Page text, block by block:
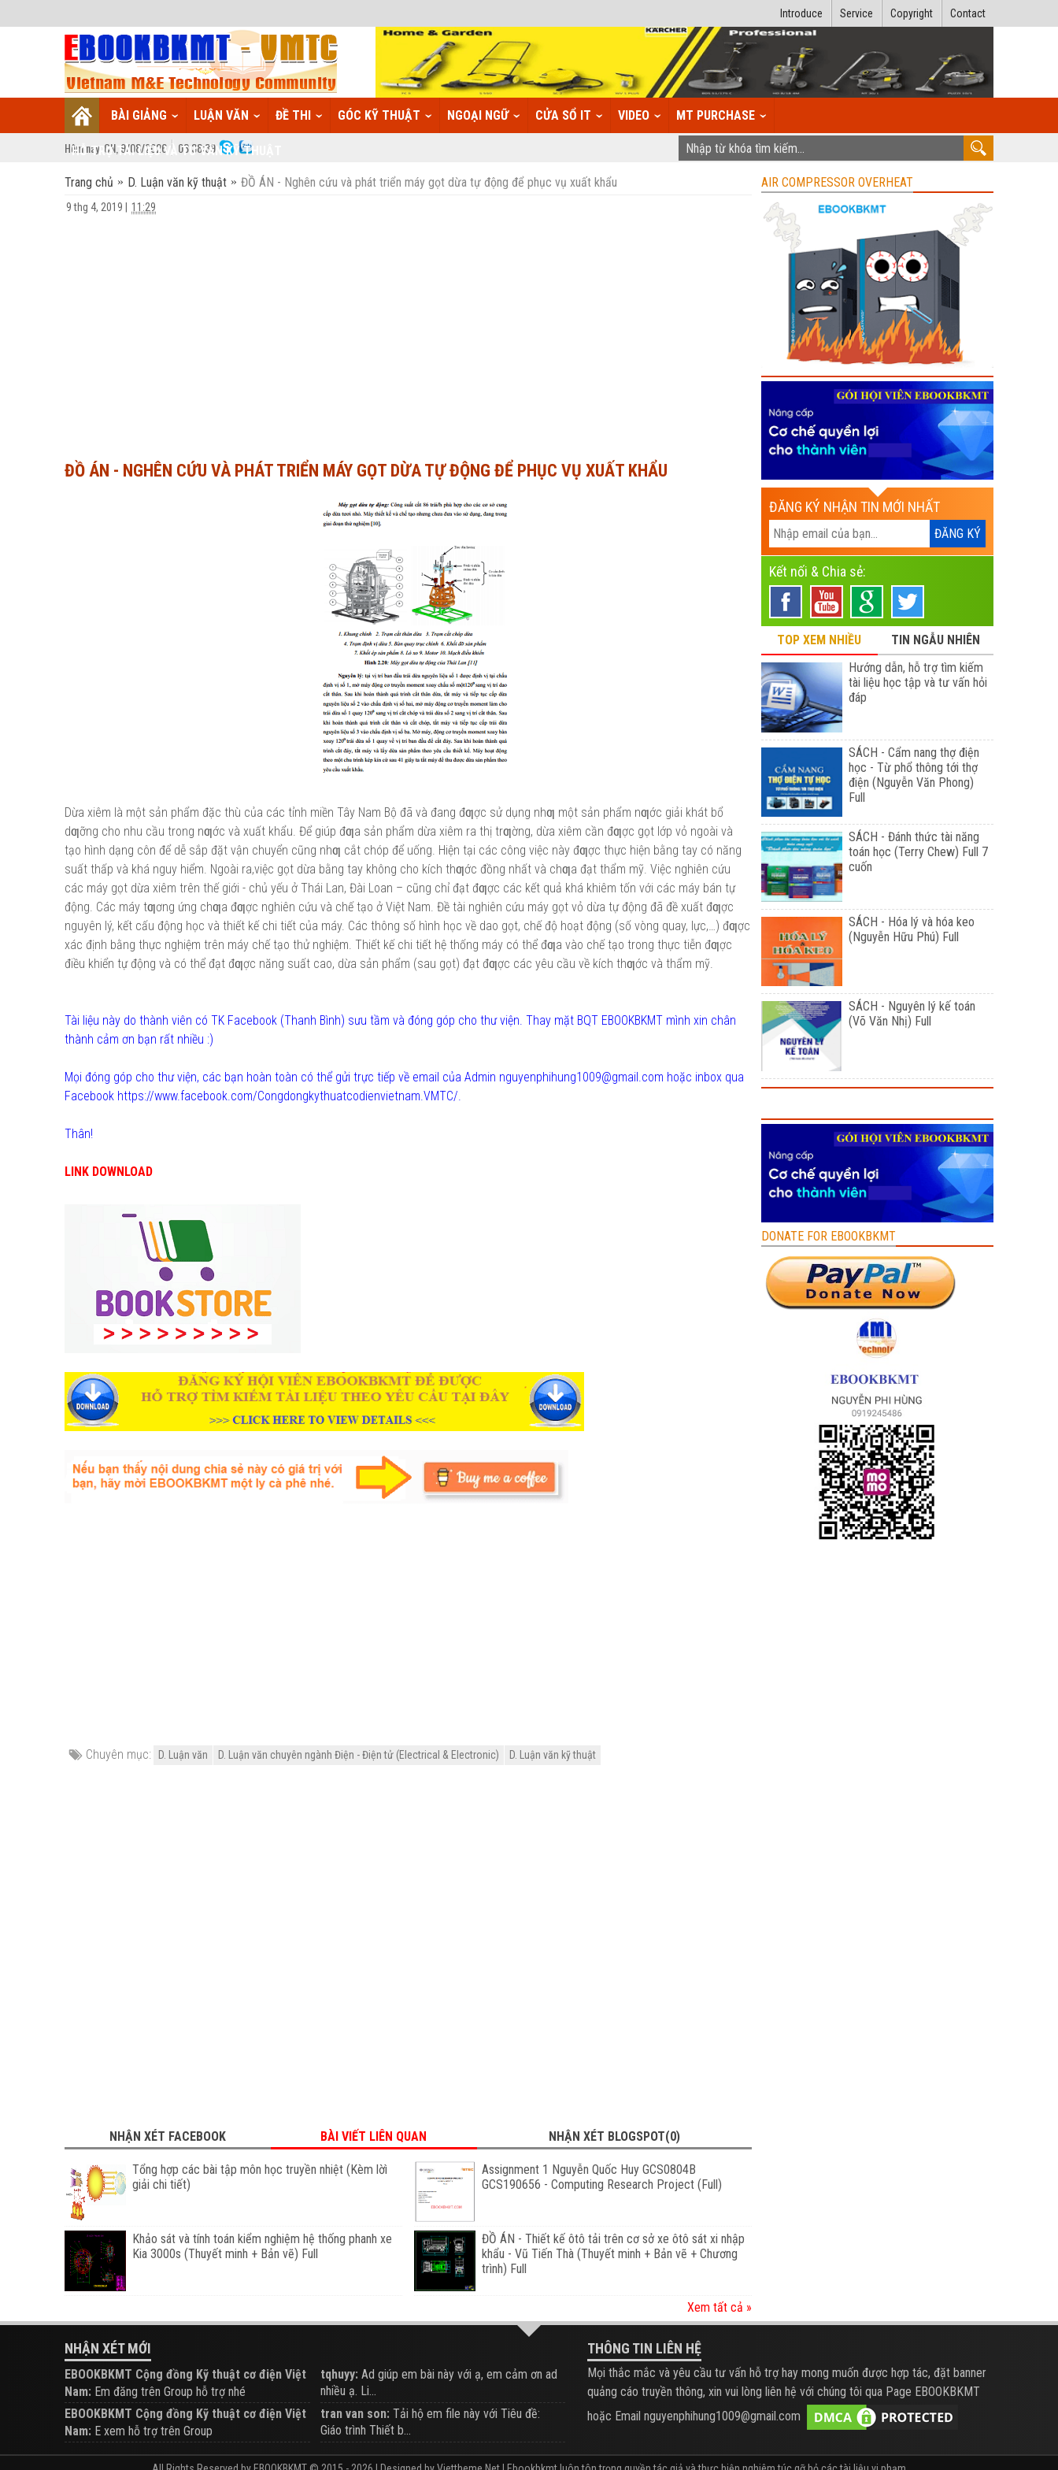
Contact
Copyright
Service
Introduce
BÀI GIẢNG LUẬN VĂN ĐỀ THI GÓC KỸ THUẬT NGOẠI NGỮ CỬA SỔ IT VIDEO MT PURCHASE
HỖ TRỢ TÀI LIỆU VÀ TƯ VẤN KỸ THUẬT
Hôm nay: CN, 9/08/2026 0838:40
Trang chủ D. Luận văn kỹ thuật ĐỒ ÁN - Nghên cứu và phát triển máy gọt dừa tự động để phục vụ xuất khẩu
9 thg 4, 2019 11:29
ĐỒ ÁN - NGHÊN CỨU VÀ PHÁT TRIỂN MÁY GỌT DỪA TỰ ĐỘNG ĐỂ PHỤC VỤ XUẤT KHẨU
Dừa xiêm là một sản phẩm đặc thù của các tỉnh miền Tây Nam Bộ đã và đang đƣợc sử dụng nhƣ một sản phẩm nƣớc giải khát bổ
dƣỡng cho nhu cầu trong nƣớc và xuất khẩu. Để giúp đƣa sản phẩm dừa xiêm ra thị trƣờng, dừa xiêm cần đƣợc gọt lớp vỏ ngoài và
tạo hình dạng côn để dễ sắp đặt vận chuyển cũng nhƣ cắt chóp để uống. Hiện tại các công việc này đƣợc thực hiện bằng tay có năng
suất thấp và khá nguy hiểm. Ngoài ra,việc gọt dừa bằng tay không cho kích thƣớc đồng nhất và chƣa đạt thẩm mỹ. Việc nghiên cứu
các máy gọt dừa xiêm trên thế giới - chủ yếu ở Thái Lan, Đài Loan – cũng chỉ đạt đƣợc các kết quả khá khiêm tốn với các máy bán tự
động. Các máy tƣơng ứng chƣa đƣợc nghiên cứu và chế tạo ở Việt Nam. Đề tài nghiên cứu máy gọt vỏ dừa tự động đã đề xuất đƣợc
nguyên lý, kết cấu động học và thiết kế chi tiết của máy. Các thông số hình học về dao gọt, chế độ hoạt động (số vòng quay, lực,…) đƣợc
xác định bằng thực nghiệm trên máy chế tạo thử nghiệm. Thiết kế chi tiết hệ thống máy có thể đƣa vào chế tạo trong thực tiễn đƣợc
điều khiển tự động và có thể đạt đƣợc năng suất cao, dừa sản phẩm (sau gọt) đạt đƣợc các yêu cầu về kích thƣớc và thẩm mỹ.
Tài liệu này do thành viên có TK Facebook (Thanh Bình) sưu tầm và đóng góp cho thư viện. Thay mặt BQT EBOOKBKMT mình xin chân
thành cảm ơn bạn rất nhiều :)
Mọi đóng góp cho thư viện, các bạn hoàn toàn có thể gửi trực tiếp về email của Admin nguyenphihung1009@gmail.com hoặc inbox qua
Facebook https://www.facebook.com/Congdongkythuatcodienvietnam.VMTC/.
Thân!
LINK DOWNLOAD
Chuyên mục: D. Luận văn D. Luận văn chuyên ngành Điện - Điện tử (Electrical & Electronic) D. Luận văn kỹ thuật
NHẬN XÉT FACEBOOK BÀI VIẾT LIÊN QUAN NHẬN XÉT BLOGSPOT(0)
Tổng hợp các bài tập môn học truyền nhiệt (Kèm lờì
giải chi tiết)
Assignment 1 Nguyễn Quốc Huy GCS0804B
GCS190656 - Computing Research Project (Full)
Khảo sát và tính toán kiểm nghiệm hệ thống phanh xe
Kia 3000s (Thuyết minh + Bản vẽ) Full
ĐỒ ÁN - Thiết kế ôtô tải trên cơ sở xe ôtô sát xi nhập
khẩu - Vũ Tiến Thà (Thuyết minh + Bản vẽ + Chương
trình) Full
Xem tất cả »
AIR COMPRESSOR OVERHEAT
ĐĂNG KÝ NHẬN TIN MỚI NHẤT
Kết nối & Chia sẻ:
TOP XEM NHIỀU
TIN NGẪU NHIÊN
Hướng dẫn, hỗ trợ tìm kiếm
tài liệu học tập và tư vấn hỏi
đáp
SÁCH - Cẩm nang thợ điện
học - Từ phổ thông tới thợ
điện (Nguyễn Văn Phong)
Full
SÁCH - Đánh thức tài năng
toán học (Terry Chew) Full 7
cuốn
SÁCH - Hóa lý và hóa keo
(Nguyễn Hữu Phú) Full
SÁCH - Nguyên lý kế toán
(Võ Văn Nhị) Full
DONATE FOR EBOOKBKMT
NHẬN XÉT MỚI
EBOOKBKMT Cộng đồng Kỹ thuật cơ điện Việt
Nam: Em đăng trên Group hỗ trợ nhé
tqhuyy: Ad giúp em bài này với ạ, em cảm ơn ad
nhiều ạ. Li...
EBOOKBKMT Cộng đồng Kỹ thuật cơ điện Việt
Nam: E xem hỗ trợ trên Group
tran van son: Tải hộ em file này với Tiêu đề:
Giáo trình Thiết b...
THÔNG TIN LIÊN HỆ
Mọi thắc mắc và yêu cầu tư vấn hỗ trợ hay mong muốn được hợp tác, đặt banner
quảng cáo truyền thông, xin vui lòng liên hệ với chúng tôi qua Page EBOOKBKMT
hoặc Email nguyenphihung1009@gmail.com